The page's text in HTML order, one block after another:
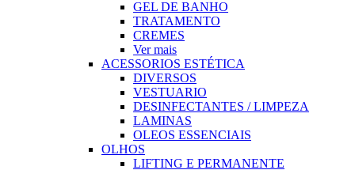
GEL DE BANHO
TRATAMENTO
CREMES
Ver mais
ACESSORIOS ESTÉTICA
DIVERSOS
VESTUARIO
DESINFECTANTES / LIMPEZA
LAMINAS
OLEOS ESSENCIAIS
OLHOS
LIFTING E PERMANENTE